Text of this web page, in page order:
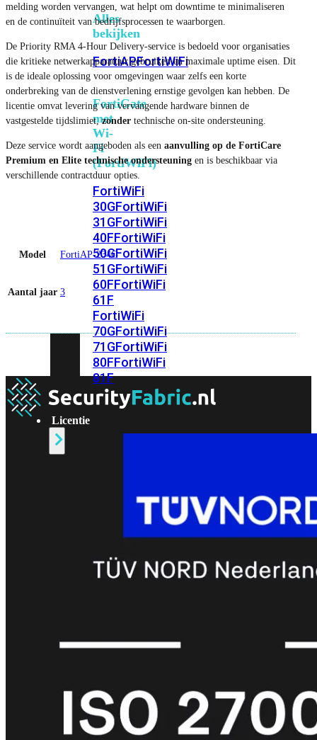
Alles
bekijken
FortiAPFortiWiFi
FortiGate
met
Wi-
Fi
(FortiWiFi)
FortiWiFi
30GFortiWiFi
31GFortiWiFi
40FFortiWiFi
50GFortiWiFi
51GFortiWiFi
60FFortiWiFi
61F
FortiWiFi
70GFortiWiFi
71GFortiWiFi
80FFortiWiFi
81F
Licentie
bekijken
FortiCare
Support
FortiCare
Essentials FortiCare
FortiCare
1
melding worden vervangen, wat helpt om downtime te minimaliseren
en de continuïteit van bedrijfsprocessen te waarborgen.
De Priority RMA 4-Hour Delivery-service is bedoeld voor organisaties
die kritieke netwerkapparatuur gebruiken en maximale uptime eisen. Dit
is de ideale oplossing voor omgevingen waar zelfs een korte
onderbreking van de dienstverlening ernstige gevolgen kan hebben. De
licentie omvat levering van vervangende hardware binnen de
vastgestelde tijdslimiet,zonder technische on-site ondersteuning.
Deze service wordt aangeboden als een aanvulling op de FortiCare
Premium en Elite technische ondersteuning en is beschikbaar via
verschillende contractduur opties.
Model FortiAP-234G
Aantal jaar 3